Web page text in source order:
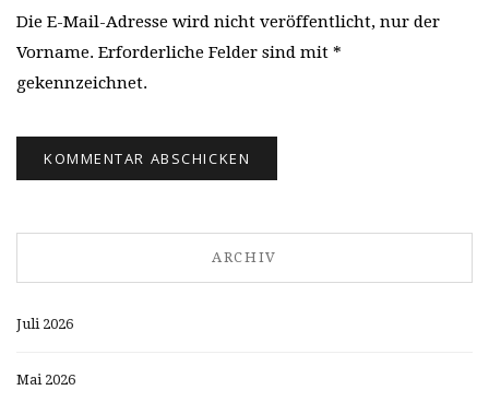
Die E-Mail-Adresse wird nicht veröffentlicht, nur der
Vorname. Erforderliche Felder sind mit *
gekennzeichnet.
ARCHIV
Juli 2026
Mai 2026